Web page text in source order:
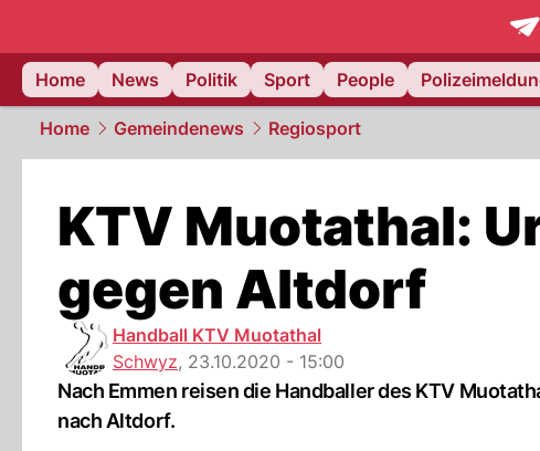
Home
News Politik Sport People
Home Gemeindenews Regiosport
KTV Muotathal:
gegen Altdorf
Handball KTV Muotathal
Schwyz, 23.10.2020 - 15:00
Nach Emmen reisen die Handballer des KTV
nach Altdorf.